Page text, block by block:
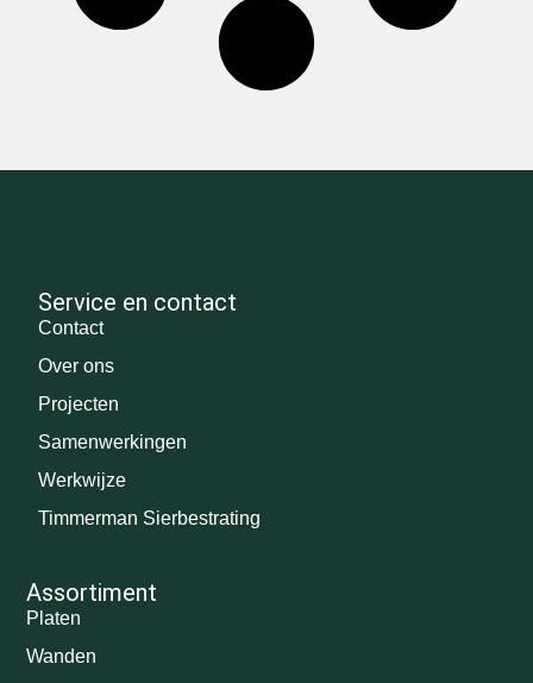
Service en contact
Contact
Over ons
Projecten
Samenwerkingen
Werkwijze
Timmerman Sierbestrating
Assortiment
Platen
Wanden